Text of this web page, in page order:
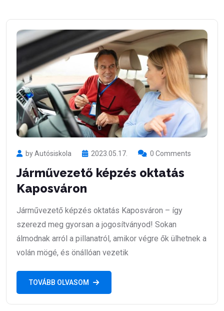
by Autósiskola 2023.05.17. 0 Comments
Járművezető képzés oktatás
Kaposváron
Járművezető képzés oktatás Kaposváron – így
szerezd meg gyorsan a jogosítványod! Sokan
álmodnak arról a pillanatról, amikor végre ők ülhetnek a
volán mögé, és önállóan vezetik
TOVÁBB OLVASOM